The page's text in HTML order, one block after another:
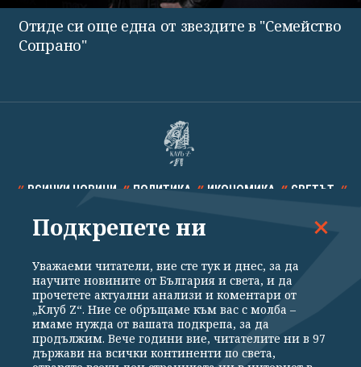
Отиде си още една от звездите в "Семейство
Сопрано"
ВСИЧКИ НОВИНИ ПОЛИТИКА ИКОНОМИКА СВЕТЪТ
СПОРТ КУЛТУРА ТЕХНОЛОГИИ КАЛЕЙДОСКОП
Общи условия
Политика за поверителност
Подкрепете ни
Уважаеми читатели, вие сте тук и днес, за да
научите новините от България и света, и да
прочетете актуални анализи и коментари от
„Клуб Z“. Ние се обръщаме към вас с молба –
имаме нужда от вашата подкрепа, за да
продължим. Вече години вие, читателите ни в 97
държави на всички континенти по света,